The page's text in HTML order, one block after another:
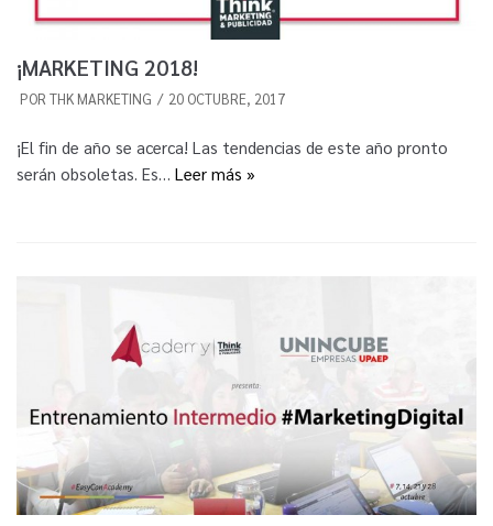
¡MARKETING 2018!
POR THK MARKETING 20 OCTUBRE, 2017
¡El fin de año se acerca! Las tendencias de este año pronto
serán obsoletas. Es… Leer más »